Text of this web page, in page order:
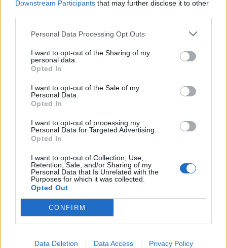
Downstream Participants that may further disclose it to other
Personal Data Processing Opt Outs
I want to opt-out of the Sharing of my
personal data.
Opted In
I want to opt-out of the Sale of my
Personal Data.
Opted In
I want to opt-out of processing my
Personal Data for Targeted Advertising.
Opted In
I want to opt-out of Collection, Use,
Retention, Sale, and/or Sharing of my
Personal Data that Is Unrelated with the
Purposes for which it was collected.
Opted Out
CONFIRM
Data Deletion Data Access Privacy Policy
τροχαίο ατιική οδός